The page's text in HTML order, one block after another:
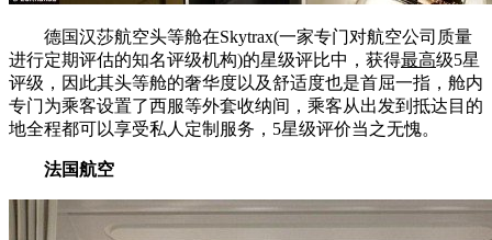
德国汉莎航空头等舱在Skytrax(一家专门对航空公司质量
进行定期评估的知名评级机构)的星级评比中，获得最高级5星
评级，因此其头等舱的奢华度以及舒适度也是首屈一指，舱内
专门为乘客设置了西服等外套收纳间，乘客从出发到抵达目的
地全程都可以享受私人定制服务，5星级评价当之无愧。
法国航空